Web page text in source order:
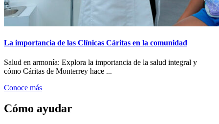
La importancia de las Clínicas Cáritas en la comunidad
Salud en armonía: Explora la importancia de la salud integral y
cómo Cáritas de Monterrey hace ...
Conoce más
Cómo ayudar